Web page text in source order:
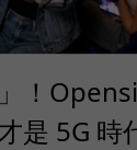
！
是 5G 時